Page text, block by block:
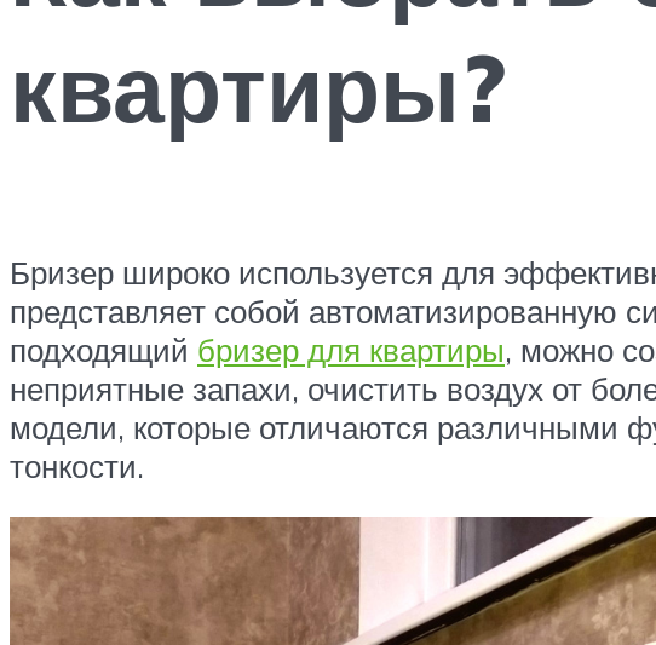
квартиры?
Бризер широко используется для
представляет собой автоматизированную
подходящий бризер для квартиры, можно
неприятные запахи, очистить воздух от
модели, которые отличаются различными
тонкости.